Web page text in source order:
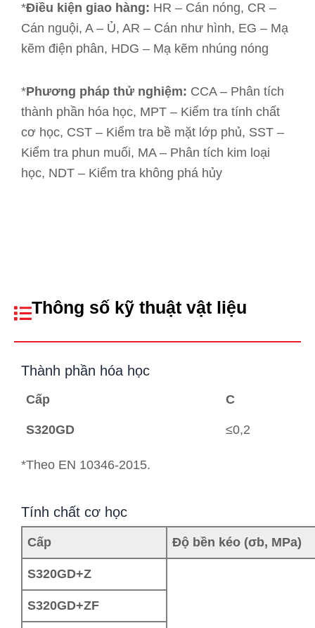
*Điều kiện giao hàng: HR – Cán nóng, CR –
Cán nguội, A – Ủ, AR – Cán như hình, EG – Mạ
kẽm điện phân, HDG – Mạ kẽm nhúng nóng
*Phương pháp thử nghiệm: CCA – Phân tích
thành phần hóa học, MPT – Kiểm tra tính chất
cơ học, CST – Kiểm tra bề mặt lớp phủ, SST –
Kiểm tra phun muối, MA – Phân tích kim loại
học, NDT – Kiểm tra không phá hủy
Thông số kỹ thuật vật liệu
Thành phần hóa học
Cấp C
S320GD ≤0,2
*Theo EN 10346-2015.
Tính chất cơ học
Cấp Độ bền kéo (σb, MPa)
S320GD+Z
S320GD+ZF